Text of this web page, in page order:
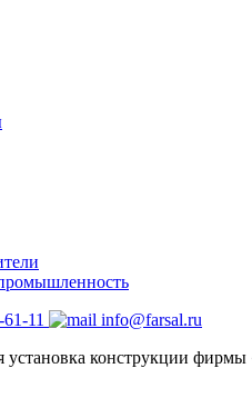
11
info@farsal.ru
установка конструкции